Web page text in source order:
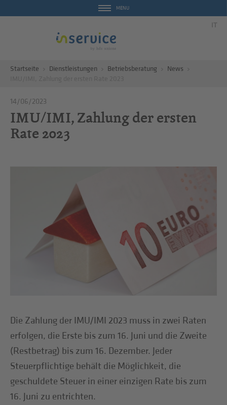
MENU
IT
Startseite Dienstleistungen Betriebsberatung
News
14/06/2023
IMU/IMI, Zahlung der ersten
Rate 2023
Die Zahlung der IMU/IMI 2023 muss in zwei Raten
erfolgen, die Erste bis zum 16. Juni und die Zweite
(Restbetrag) bis zum 16. Dezember. Jeder
Steuerpflichtige behält die Möglichkeit, die
geschuldete Steuer in einer einzigen Rate bis zum
16. Juni zu entrichten.